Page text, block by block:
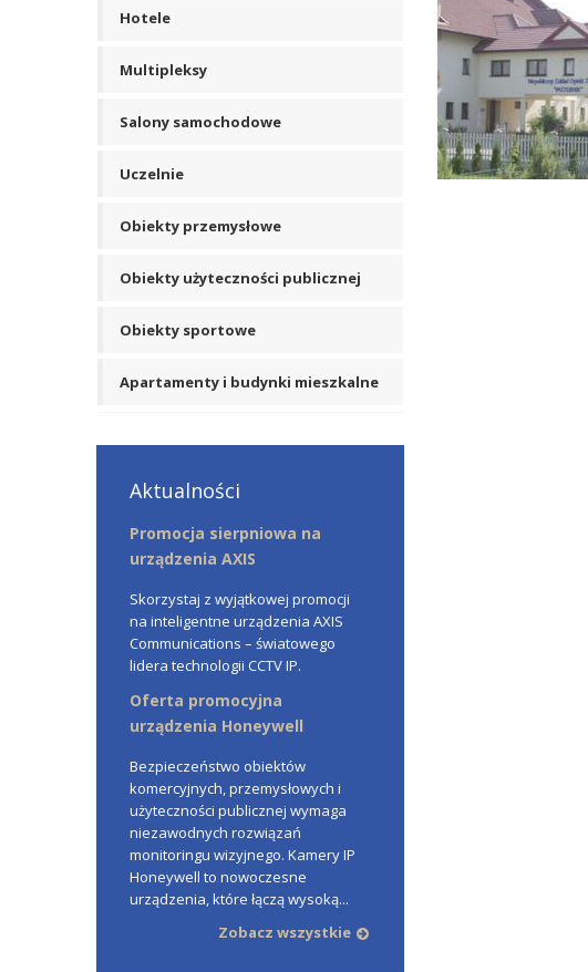
Hotele
Multipleksy
Salony samochodowe
Uczelnie
Obiekty przemysłowe
Obiekty użyteczności publicznej
Obiekty sportowe
Apartamenty i budynki mieszkalne
Aktualności
Promocja sierpniowa na
urządzenia AXIS
Skorzystaj z wyjątkowej promocji
na inteligentne urządzenia AXIS
Communications – światowego
lidera technologii CCTV IP.
Oferta promocyjna
urządzenia Honeywell
Bezpieczeństwo obiektów
komercyjnych, przemysłowych i
użyteczności publicznej wymaga
niezawodnych rozwiązań
monitoringu wizyjnego. Kamery IP
Honeywell to nowoczesne
urządzenia, które łączą wysoką...
Zobacz wszystkie